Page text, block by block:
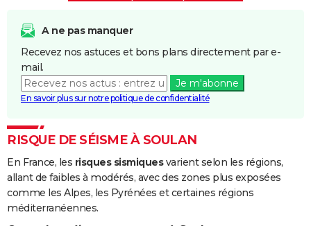
A ne pas manquer
Recevez nos astuces et bons plans directement par e-
mail.
Je m'abonne
En savoir plus sur notre politique de confidentialité
RISQUE DE SÉISME À SOULAN
En France, les risques sismiquesvarient selon les régions,
allant de faibles à modérés, avec des zones plus exposées
comme les Alpes, les Pyrénées et certaines régions
méditerranéennes.